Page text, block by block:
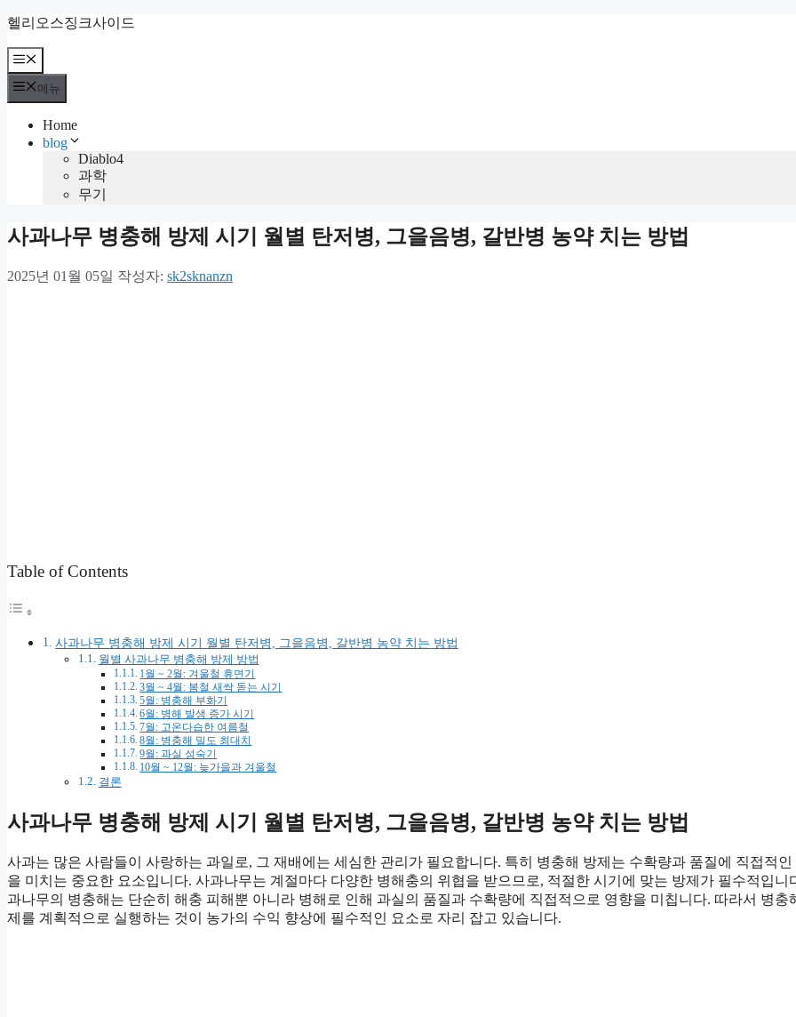
컨
츠
로
헬리오스징크사이드
메
뉴
메뉴
Home
blog
Diablo4
과학
무기
사과나무 병충해 방제 시기 월별 탄저병, 그을음병, 갈반병 농약 치는 방법
2025년 01월 05일 작성자: sk2sknanzn
Table of Contents
사과나무 병충해 방제 시기 월별 탄저병, 그을음병, 갈반병 농약 치는 방법
월별 사과나무 병충해 방제 방법
1월 ~ 2월: 겨울철 휴면기
3월 ~ 4월: 봄철 새싹 돋는 시기
5월: 병충해 부화기
6월: 병해 발생 증가 시기
7월: 고온다습한 여름철
8월: 병충해 밀도 최대치
9월: 과실 성숙기
10월 ~ 12월: 늦가을과 겨울철
결론
사과나무 병충해 방제 시기 월별 탄저병, 그을음병, 갈반병 농약 치는 방법
사과는 많은 사람들이 사랑하는 과일로, 그 재배에는 세심한 관리가 필요합니다. 특히 병충해 방제는 수확량과 품질에 직접적인
을 미치는 중요한 요소입니다. 사과나무는 계절마다 다양한 병해충의 위협을 받으므로, 적절한 시기에 맞는 방제가 필수적입니
과나무의 병충해는 단순히 해충 피해뿐 아니라 병해로 인해 과실의 품질과 수확량에 직접적으로 영향을 미칩니다. 따라서 병충
제를 계획적으로 실행하는 것이 농가의 수익 향상에 필수적인 요소로 자리 잡고 있습니다.